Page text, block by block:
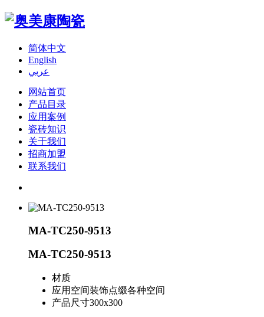
简体中文
English
عربي
网站首页
产品目录
应用案例
瓷砖知识
关于我们
招商加盟
联系我们
MA-TC250-9513
MA-TC250-9513
材质
应用空间装饰点缀各种空间
产品尺寸300x300